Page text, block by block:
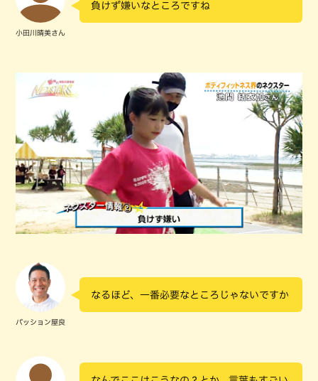
小田川晴美さん
負けず嫌いなところですね
パッション屋良
なるほど、一番必要なところじゃないですか